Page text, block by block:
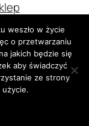
zWordPress
weszło w życie
o przetwarzaniu
jakich będzie się
aby świadczyć
ze strony
użycie.